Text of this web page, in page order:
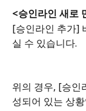
<승인라인 새로
[승인라인 추가]
실 수 있습니다.
위의 경우, [승인
성되어 있는 상